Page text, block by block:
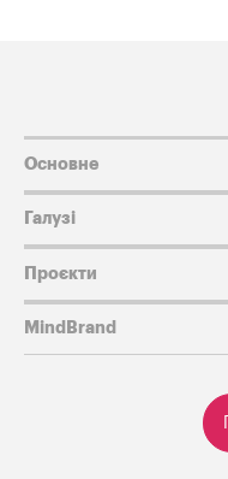
Основне
Галузі
Проєкти
MindBrand